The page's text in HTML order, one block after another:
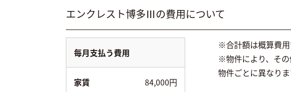
エンクレスト博多Ⅲの費用について
毎月支払う費用
家賃
84,000円
※合計額は概算費用
※物件により、その
物件ごとに異なり